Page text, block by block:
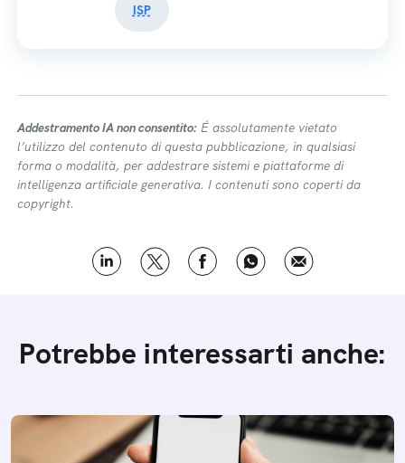
ISP
Addestramento IA non consentito: É assolutamente vietato
l’utilizzo del contenuto di questa pubblicazione, in qualsiasi
forma o modalità, per addestrare sistemi e piattaforme di
intelligenza artificiale generativa. I contenuti sono coperti da
copyright.
Potrebbe interessarti anche: